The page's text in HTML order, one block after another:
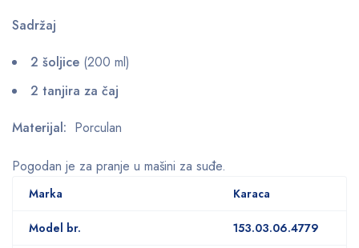
Sadržaj
2 šoljice (200 ml)
2 tanjira za čaj
Materijal: Porculan
Pogodan je za pranje u mašini za suđe.
Marka Karaca
Model br. 153.03.06.4779